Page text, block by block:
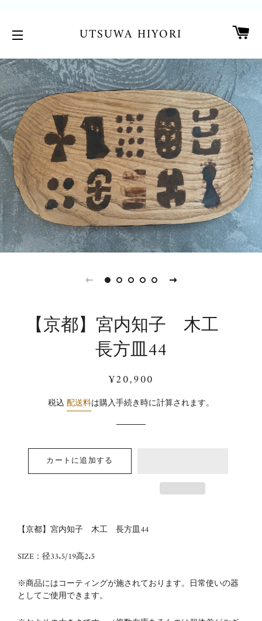
UTSUWA HIYORI
【京都】宮内知子 木工
長方皿44
通
価
販
価
¥20,900
税込 配送料は購入手続き時に計算されます。
カートに追加する
【京都】宮内知子 木工 長方皿44
SIZE：径33.5/19高2.5
※商品にはコーティングが施されております。日常使いの器
としてご使用できます。